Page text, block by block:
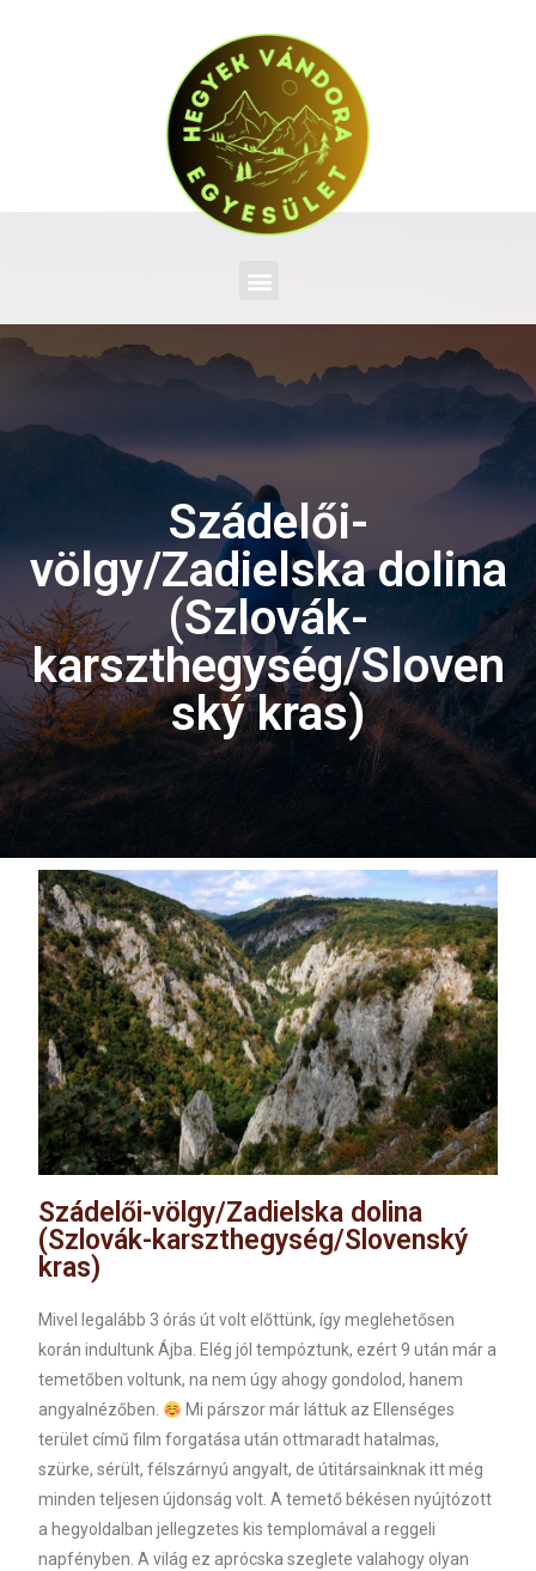
Szádelői-
völgy/Zadielska dolina
(Szlovák-
karszthegység/Sloven
ský kras)
Szádelői-völgy/Zadielska dolina
(Szlovák-karszthegység/Slovenský
kras)
Mivel legalább 3 órás út volt előttünk, így meglehetősen
korán indultunk Ájba. Elég jól tempóztunk, ezért 9 után már a
temetőben voltunk, na nem úgy ahogy gondolod, hanem
angyalnézőben.
Mi párszor már láttuk az Ellenséges
terület című film forgatása után ottmaradt hatalmas,
szürke, sérült, félszárnyú angyalt, de útitársainknak itt még
minden teljesen újdonság volt. A temető békésen nyújtózott
a hegyoldalban jellegzetes kis templomával a reggeli
napfényben. A világ ez aprócska szeglete valahogy olyan